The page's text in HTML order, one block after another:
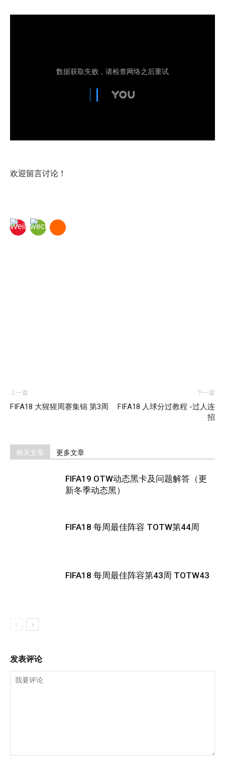
欢迎留言讨论！
上一篇
FIFA18 大猩猩周赛集锦 第3周
下一篇
FIFA18 人球分过教程 -过人连
招
相关文章 更多文章
FIFA19 OTW动态黑卡及问题解答（更
新冬季动态黑）
FIFA18 每周最佳阵容 TOTW第44周
FIFA18 每周最佳阵容第43周 TOTW43
发表评论